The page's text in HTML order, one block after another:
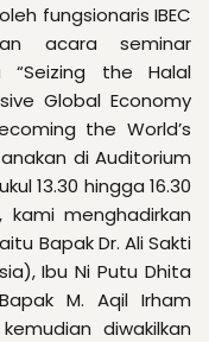
fungsionaris IBEC
acara seminar
the Halal
Global Economy
the World’s
di Auditorium
13.30 hingga 16.30
menghadirkan
Bapak Dr. Ali Sakti
Ibu Ni Putu Dhita
M. Aqil Irham
diwakilkan